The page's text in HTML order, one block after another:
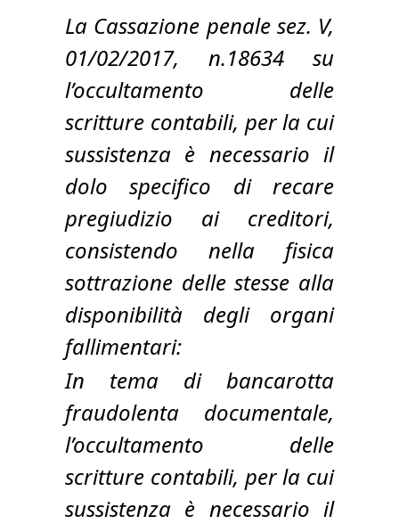
La Cassazione penale sez. V,
01/02/2017, n.18634 su
l’occultamento delle
scritture contabili, per la cui
sussistenza è necessario il
dolo specifico di recare
pregiudizio ai creditori,
consistendo nella fisica
sottrazione delle stesse alla
disponibilità degli organi
fallimentari:
In tema di bancarotta
fraudolenta documentale,
l’occultamento delle
scritture contabili, per la cui
sussistenza è necessario il